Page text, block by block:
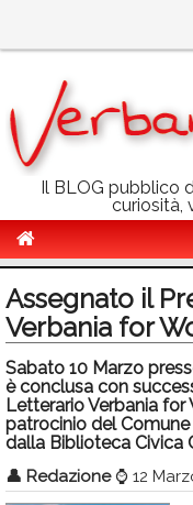
Il BLOG pubblico
curiosità,
Politica
Sport
Eventi
Info Utili
Rubriche
Assegnato il
Verbania for
Sabato 10 Marzo
è conclusa con
Letterario Verbania
patrocinio del
dalla Biblioteca Civica
👤 Redazione ⌚ 12